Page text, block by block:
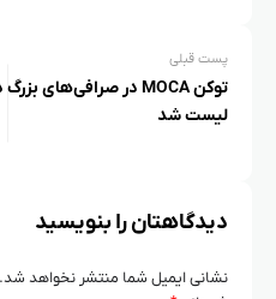
پست قبلی
توکن MOCA در صرافی‌های بزرگ
لیست شد
دیدگاهتان را بنویسید
نشانی ایمیل شما منتشر نخواهد شد.